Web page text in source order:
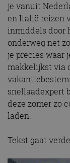
je vanuit
en Italië reizen
inmiddels door
onderweg net
je precies waar
makkelijkst via
snellaadexpert
deze zomer zo
laden.
Tekst gaat